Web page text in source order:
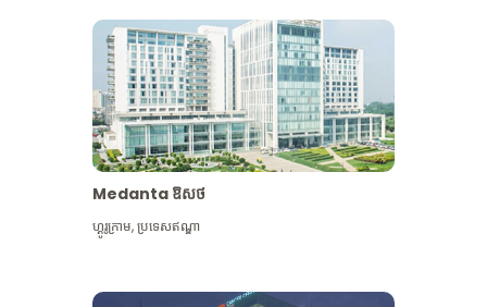
Medanta ឱសថ
ហ្គូរូក្រាម,ប្រទេសឥណ្ឌា